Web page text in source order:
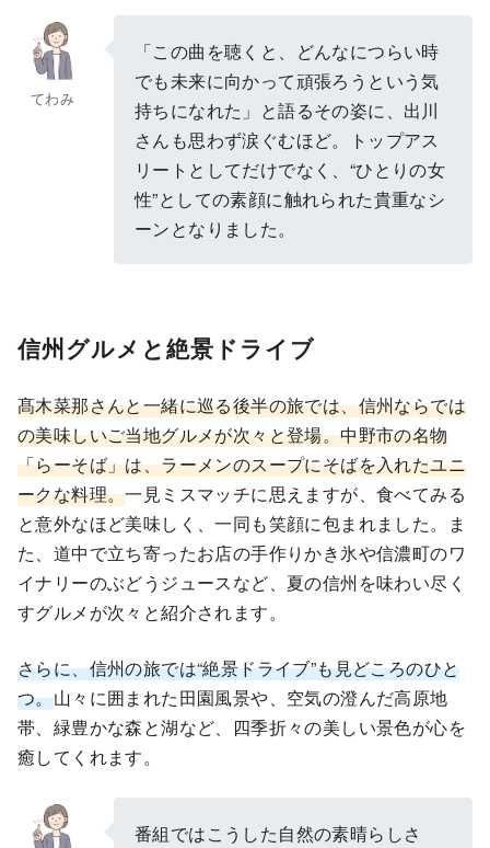
てわみ
「この曲を聴くと、どんなにつらい時
でも未来に向かって頑張ろうという気
持ちになれた」と語るその姿に、出川
さんも思わず涙ぐむほど。トップアス
リートとしてだけでなく、“ひとりの女
性”としての素顔に触れられた貴重なシ
ーンとなりました。
信州グルメと絶景ドライブ
髙木菜那さんと一緒に巡る後半の旅では、信州ならでは
の美味しいご当地グルメが次々と登場。中野市の名物
「らーそば」は、ラーメンのスープにそばを入れたユニ
ークな料理。一見ミスマッチに思えますが、食べてみる
と意外なほど美味しく、一同も笑顔に包まれました。ま
た、道中で立ち寄ったお店の手作りかき氷や信濃町のワ
イナリーのぶどうジュースなど、夏の信州を味わい尽く
すグルメが次々と紹介されます。
さらに、信州の旅では“絶景ドライブ”も見どころのひと
つ。山々に囲まれた田園風景や、空気の澄んだ高原地
帯、緑豊かな森と湖など、四季折々の美しい景色が心を
癒してくれます。
番組ではこうした自然の素晴らしさ